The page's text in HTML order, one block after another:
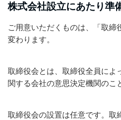
株式会社設立にあたり準
ご用意いただくものは、「取締
変わります。
取締役会とは、取締役全員によ
関する会社の意思決定機関のこ
取締役会の設置は任意です。取